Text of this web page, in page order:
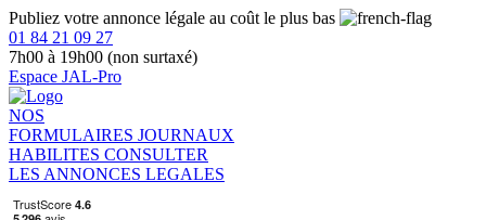
Publiez votre annonce légale au coût le plus bas
01 84 21 09 27
7h00 à 19h00 (non surtaxé)
Espace JAL-Pro
NOS
FORMULAIRES JOURNAUX
HABILITES CONSULTER
LES ANNONCES LEGALES